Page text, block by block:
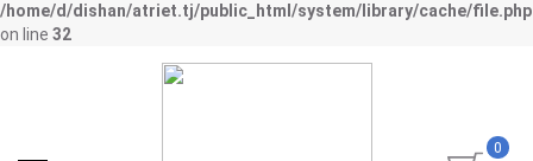
/home/d/dishan/atriet.tj/public_html/system/library/cache/file.php
on line 32
0